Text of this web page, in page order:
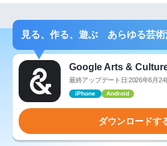
見る、作る、遊ぶ あらゆる芸術
Google Arts &
最終アップデート日:2026年6月24
iPhone Android
ダウンロードす